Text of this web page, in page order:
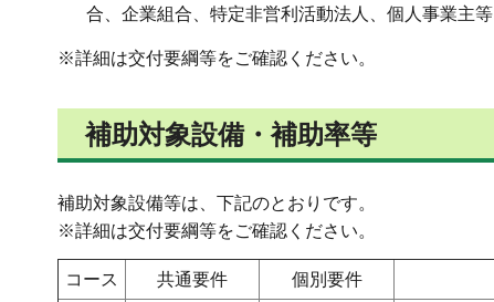
合、企業組合、特定非営利活動法人、個人事業主等
※詳細は交付要綱等をご確認ください。
補助対象設備・補助率等
補助対象設備等は、下記のとおりです。
※詳細は交付要綱等をご確認ください。
コース 共通要件 個別要件